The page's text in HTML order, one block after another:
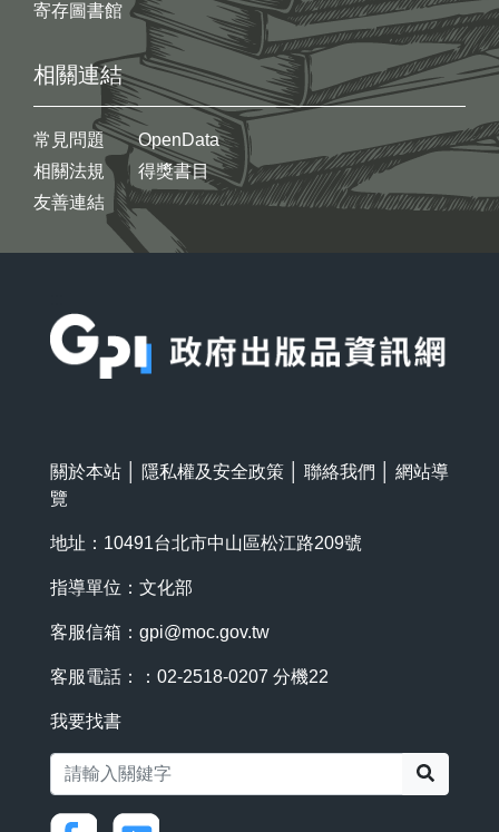
寄存圖書館
相關連結
常見問題
相關法規
友善連結
OpenData
得獎書目
關於本站 隱私權及安全政策 聯絡我們
網站導
覽
地址：10491台北市中山區松江路209號
指導單位：文化部
客服信箱： gpi@moc.gov.tw
客服電話：：02-2518-0207 分機22
我要找書